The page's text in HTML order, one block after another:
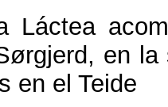
Láctea
en la
en el Teide